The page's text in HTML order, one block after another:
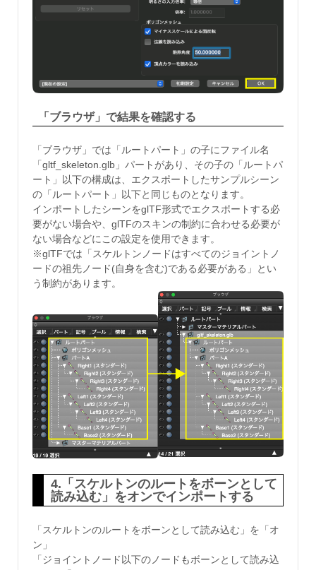
「ブラウザ」で結果を確認する
「ブラウザ」では「ルートパート」の子にファイル名
「gltf_skeleton.glb」パートがあり、その子の「ルートパ
ート」以下の構成は、エクスポートしたサンプルシーン
の「ルートパート」以下と同じものとなります。
インポートしたシーンをglTF形式でエクスポートする必
要がない場合や、glTFのスキンの制約に合わせる必要が
ない場合などにこの設定を使用できます。
※glTFでは「スケルトンノードはすべてのジョイントノ
ードの祖先ノード(自身を含む)である必要がある」とい
う制約があります。
4.「スケルトンのルートをボーンとして
読み込む」をオンでインポートする
「スケルトンのルートをボーンとして読み込む」を「オ
ン」
「ジョイントノード以下のノードもボーンとして読み込